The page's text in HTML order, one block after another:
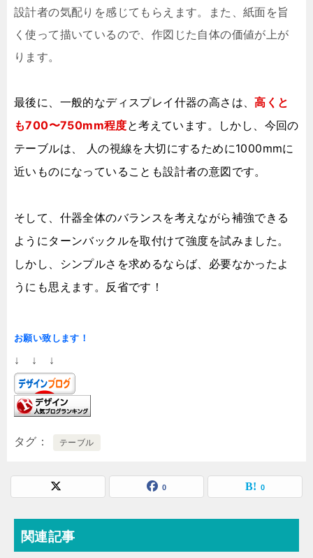
設計者の気配りを感じてもらえます。また、紙面を旨
く使って描いているので、作図じた自体の価値が上が
ります。
最後に、一般的なディスプレイ什器の高さは、高くと
も700〜750mm程度と考えています。しかし、今回の
テーブルは、 人の視線を大切にするために1000mmに
近いものになっていることも設計者の意図です。
そして、什器全体のバランスを考えながら補強できる
ようにターンバックルを取付けて強度を試みました。
しかし、シンプルさを求めるならば、必要なかったよ
うにも思えます。反省です！
お願い致します！
↓ ↓ ↓
タグ テーブル
0 0
関連記事